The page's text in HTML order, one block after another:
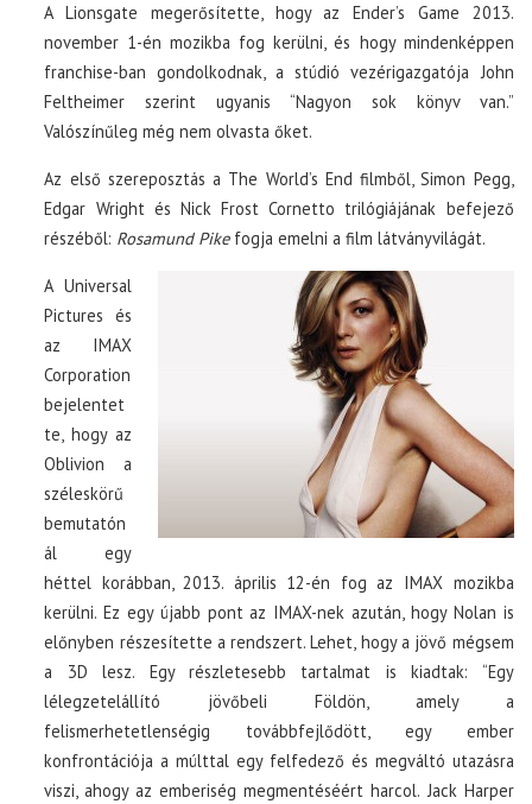
A Lionsgate megerősítette, hogy az Ender’s Game 2013.
november 1-én mozikba fog kerülni, és hogy mindenképpen
franchise-ban gondolkodnak, a stúdió vezérigazgatója John
Feltheimer szerint ugyanis “Nagyon sok könyv van.”
Valószínűleg még nem olvasta őket.
Az első szereposztás a The World’s End filmből, Simon Pegg,
Edgar Wright és Nick Frost Cornetto trilógiájának befejező
részéből: Rosamund Pikefogja emelni a film látványvilágát.
A Universal
Pictures és
az IMAX
Corporation
bejelentet
te, hogy az
Oblivion a
széleskörű
bemutatón
ál egy
héttel korábban, 2013. április 12-én fog az IMAX mozikba
kerülni. Ez egy újabb pont az IMAX-nek azután, hogy Nolan is
előnyben részesítette a rendszert. Lehet, hogy a jövő mégsem
a 3D lesz. Egy részletesebb tartalmat is kiadtak: “Egy
lélegzetelállító jövőbeli Földön, amely a
felismerhetetlenségig továbbfejlődött, egy ember
konfrontációja a múlttal egy felfedező és megváltó utazásra
viszi, ahogy az emberiség megmentéséért harcol. Jack Harper